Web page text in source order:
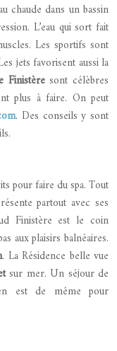
chaude dans un bassin
L’eau qui sort fait
Les sportifs sont
jets favorisent aussi la
Finistèresont célèbres
plus à faire. On peut
. Des conseils y sont
pour faire du spa. Tout
partout avec ses
Finistère est le coin
aux plaisirs balnéaires.
. La Résidence belle vue
sur mer. Un séjour de
est de même pour